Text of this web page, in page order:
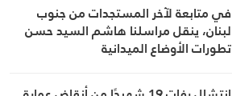
في متابعة لآخر المستجدات من جنوب
لبنان، ينقل مراسلنا هاشم السيد حسن
تطورات الأوضاع الميدانية